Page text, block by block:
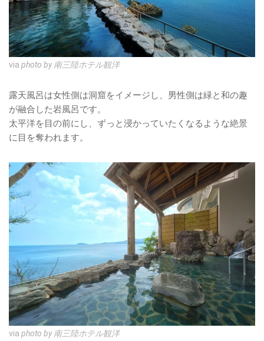
via photo by 南三陸ホテル観洋
露天風呂は女性側は洞窟をイメージし、男性側は緑と和の趣
が融合した岩風呂です。
太平洋を目の前にし、ずっと浸かっていたくなるような絶景
に目を奪われます。
via photo by 南三陸ホテル観洋